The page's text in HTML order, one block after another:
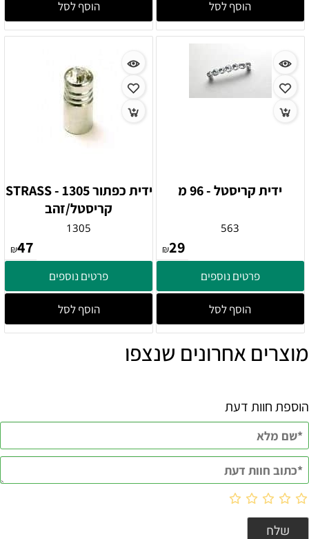
הוסף לסל הוסף לסל
ידית קריסטל - 96 מ
563
₪29
פרטים נוספים
הוסף לסל
ידית כפתור 1305 - STRASS
קריסטל/זהב
1305
₪47
פרטים נוספים
הוסף לסל
מוצרים אחרונים שנצפו
הוספת חוות דעת